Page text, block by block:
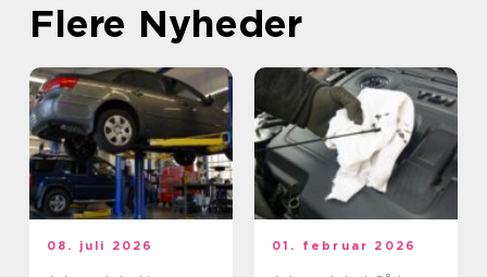
Flere Nyheder
08. juli 2026 01. februar 2026